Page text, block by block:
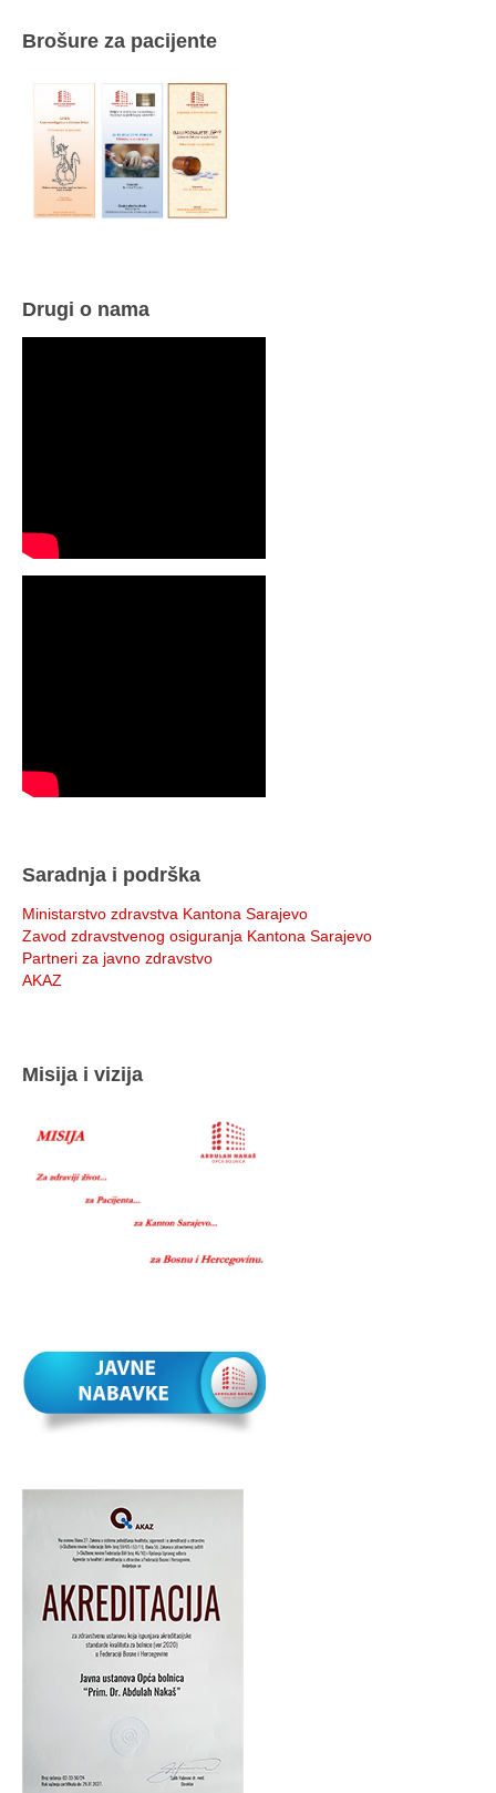
Brošure za pacijente
Drugi o nama
Saradnja i podrška
Ministarstvo zdravstva Kantona Sarajevo
Zavod zdravstvenog osiguranja Kantona Sarajevo
Partneri za javno zdravstvo
AKAZ
Misija i vizija